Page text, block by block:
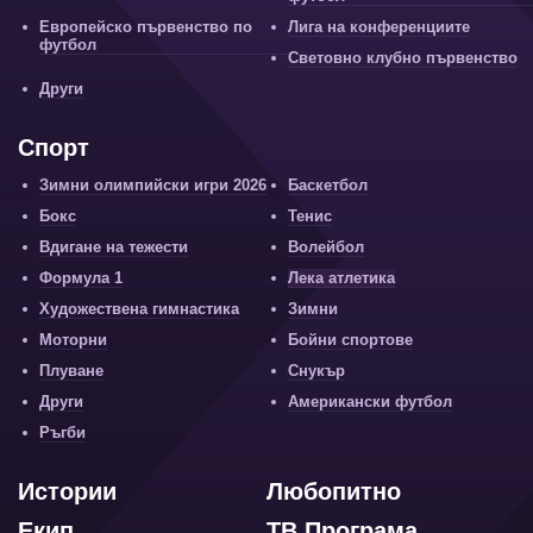
Европейско първенство по
футбол
Лига на конференциите
Световно клубно първенство
Други
Спорт
Зимни олимпийски игри 2026
Баскетбол
Бокс
Тенис
Вдигане на тежести
Волейбол
Формула 1
Лека атлетика
Художествена гимнастика
Зимни
Моторни
Бойни спортове
Плуване
Снукър
Други
Американски футбол
Ръгби
Любопитно
Истории